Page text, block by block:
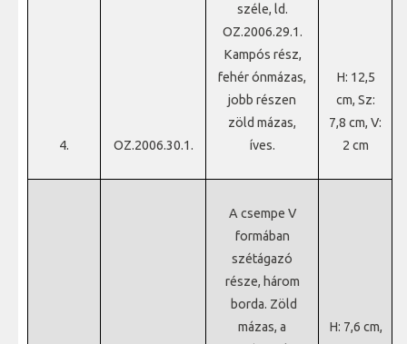
4. OZ.2006.30.1.
széle, ld.
OZ.2006.29.1.
Kampós rész,
fehér ónmázas,
jobb részen
zöld mázas,
íves.
H: 12,5
cm, Sz:
7,8 cm, V:
2 cm
A csempe V
formában
szétágazó
része, három
borda. Zöld
mázas, a
H: 7,6 cm,